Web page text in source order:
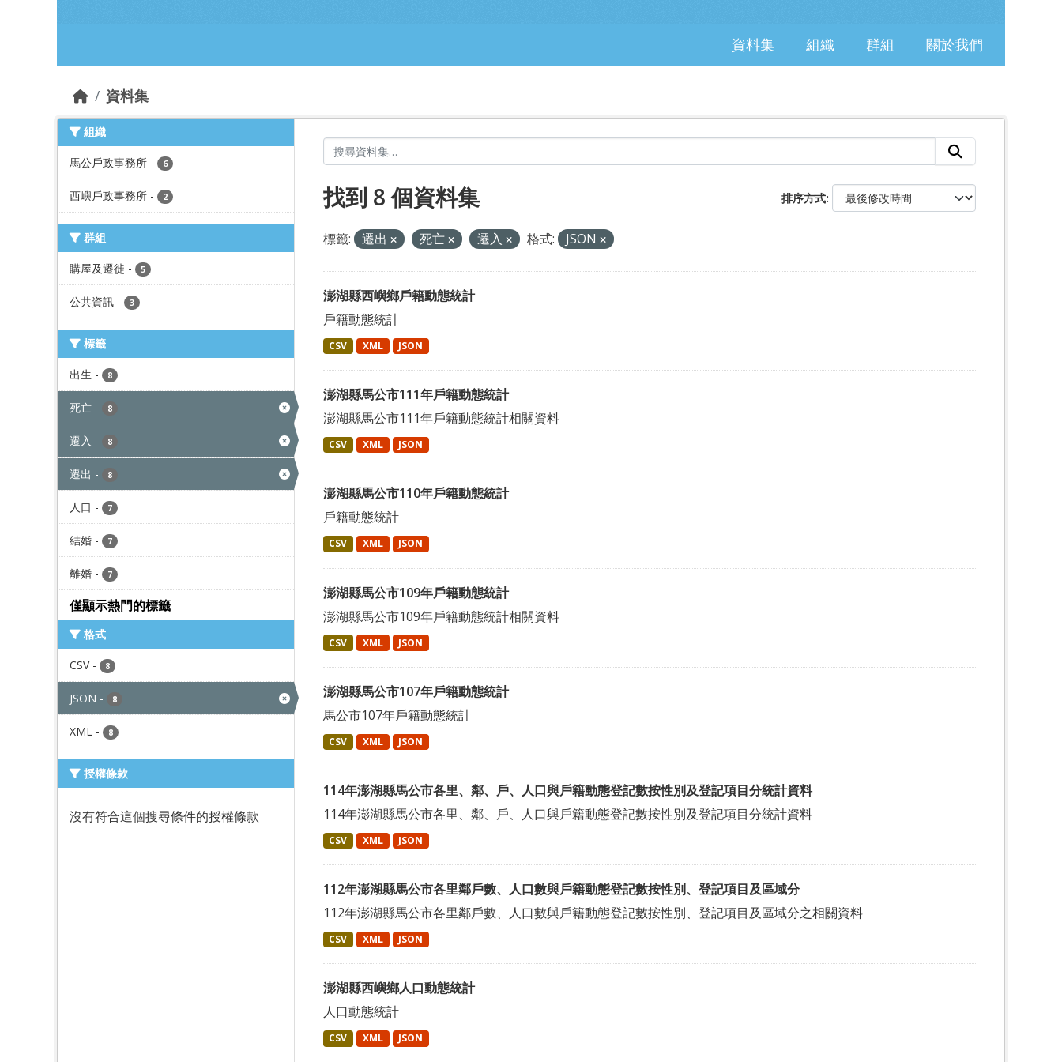
資料集 組織 群組 關於我們
資料集
組織
馬公戶政事務所 - 6
西嶼戶政事務所 - 2
群組
購屋及遷徙 - 5
公共資訊 - 3
標籤
出生 - 8
死亡 - 8
遷入 - 8
遷出 - 8
人口 - 7
結婚 - 7
離婚 - 7
僅顯示熱門的標籤
格式
CSV - 8
JSON - 8
XML - 8
授權條款
沒有符合這個搜尋條件的授權條款
排序方式
找到 8 個資料集
標籤: 遷出 死亡 遷入 格式: JSON
澎湖縣西嶼鄉戶籍動態統計
戶籍動態統計
CSV XML JSON
澎湖縣馬公市111年戶籍動態統計
澎湖縣馬公市111年戶籍動態統計相關資料
CSV XML JSON
澎湖縣馬公市110年戶籍動態統計
戶籍動態統計
CSV XML JSON
澎湖縣馬公市109年戶籍動態統計
澎湖縣馬公市109年戶籍動態統計相關資料
CSV XML JSON
澎湖縣馬公市107年戶籍動態統計
馬公市107年戶籍動態統計
CSV XML JSON
114年澎湖縣馬公市各里、鄰、戶、人口與戶籍動態登記數按性別及登記項目分統計資料
114年澎湖縣馬公市各里、鄰、戶、人口與戶籍動態登記數按性別及登記項目分統計資料
CSV XML JSON
112年澎湖縣馬公市各里鄰戶數、人口數與戶籍動態登記數按性別、登記項目及區域分
112年澎湖縣馬公市各里鄰戶數、人口數與戶籍動態登記數按性別、登記項目及區域分之相關資料
CSV XML JSON
澎湖縣西嶼鄉人口動態統計
人口動態統計
CSV XML JSON